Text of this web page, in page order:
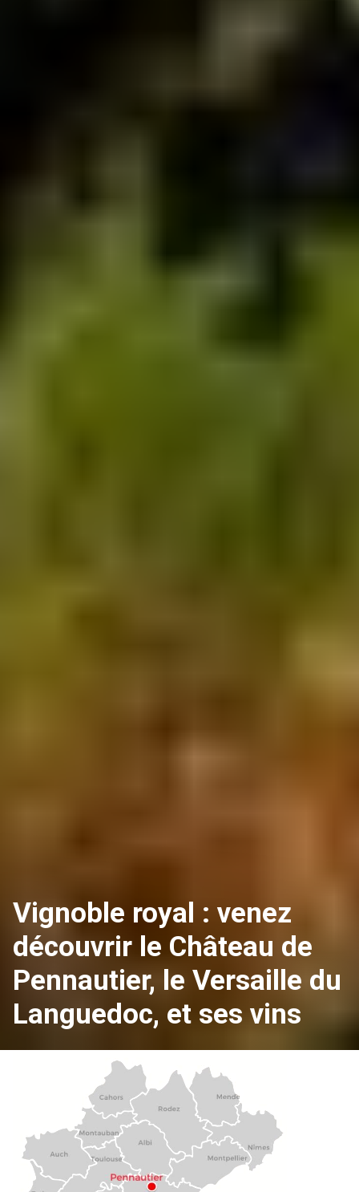
Vignoble royal : venez
découvrir le Château de
Pennautier, le Versaille du
Languedoc, et ses vins